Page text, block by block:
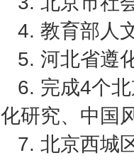
4. 教育部人
5. 河北省遵
6. 完成4个
化研究、中国
7. 北京西城